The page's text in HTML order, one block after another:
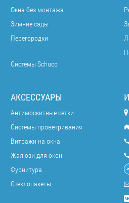
Окна без монтажа
Зимние сады
Перегородки
Системы Schuco
АКСЕССУАРЫ
Антимоскитные сетки
Системы проветривания
Витражи на окна
Жалюзи для окон
Фурнитура
Стеклопакеты